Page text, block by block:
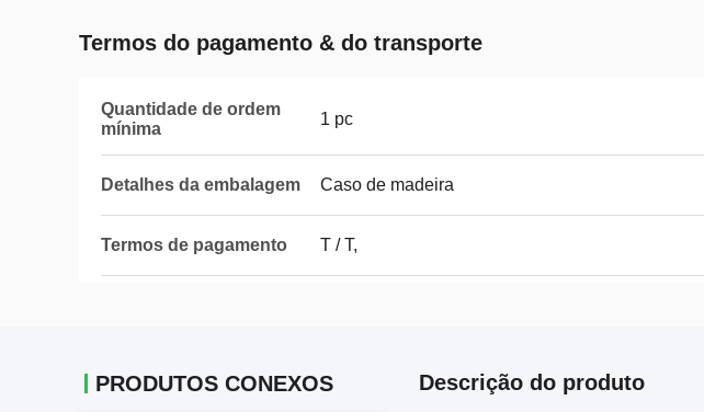
Termos do pagamento & do transporte
Quantidade de ordem
mínima
1 pc
Detalhes da embalagem Caso de madeira
Termos de pagamento T / T,
PRODUTOS CONEXOS Descrição do produto